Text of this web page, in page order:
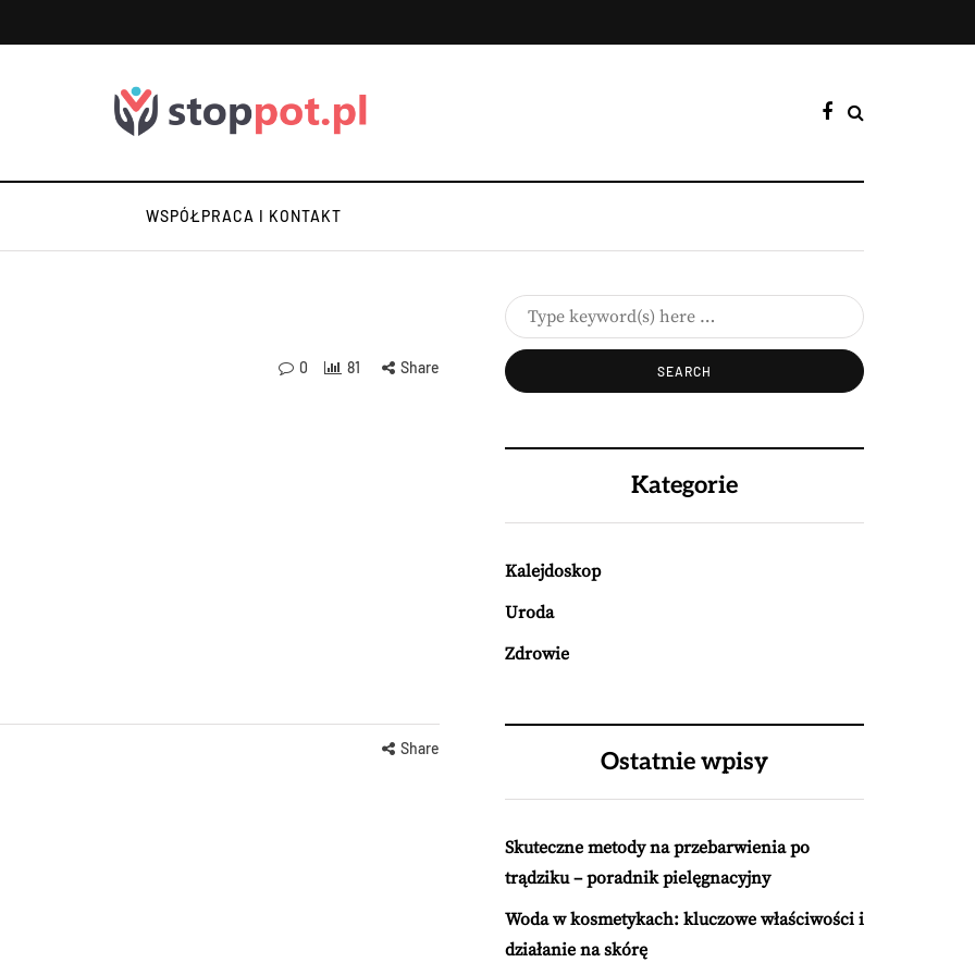
WSPÓŁPRACA I KONTAKT
0 81 Share
Share
Kategorie
Kalejdoskop
Uroda
Zdrowie
Ostatnie wpisy
Skuteczne metody na przebarwienia po
trądziku – poradnik pielęgnacyjny
Woda w kosmetykach: kluczowe właściwości i
działanie na skórę